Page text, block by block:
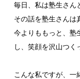
毎日、私は塾生さん
その話を塾生さんは
今よりももっと、塾
し、笑顔を沢山つく
こんな私ですが、一